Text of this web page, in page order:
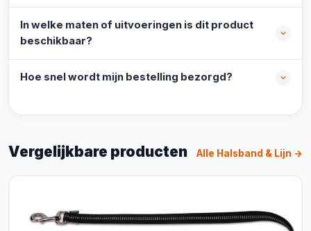
In welke maten of uitvoeringen is dit product
beschikbaar?
Hoe snel wordt mijn bestelling bezorgd?
Vergelijkbare producten Alle Halsband & Lijn →